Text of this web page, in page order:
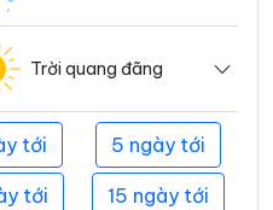
Trời quang đãng
tới 5 ngày tới
tới 15 ngày tới